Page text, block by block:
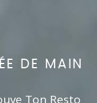
DE MAIN
Ton Resto